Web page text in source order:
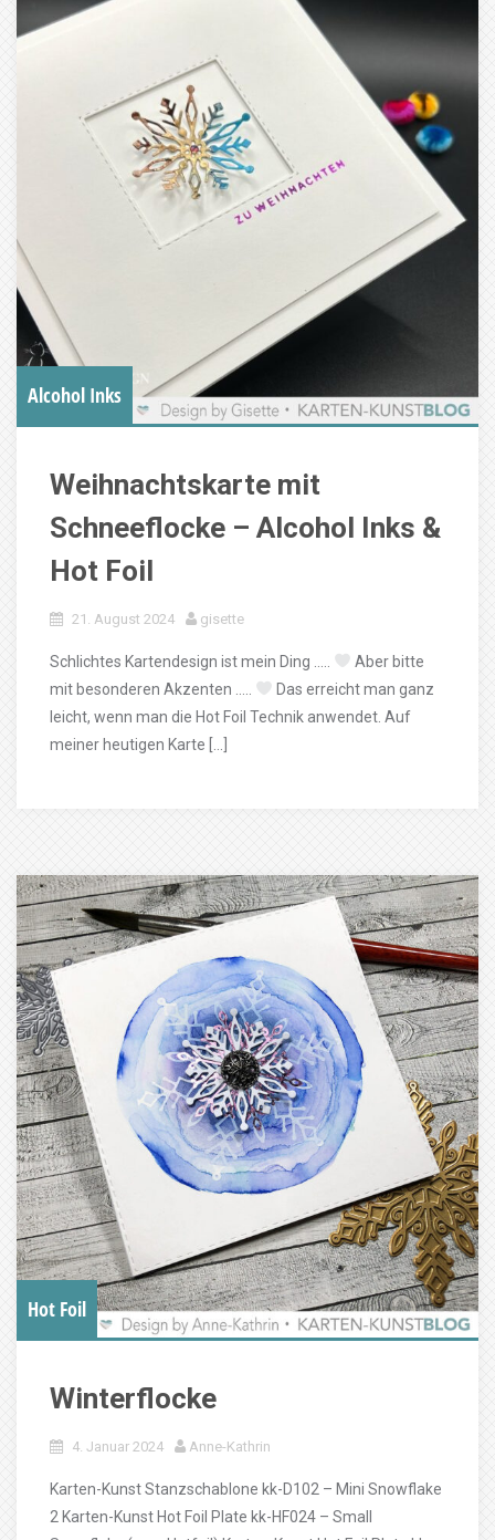
Alcohol Inks
Weihnachtskarte mit
Schneeflocke – Alcohol Inks &
Hot Foil
21. August 2024 gisette
Schlichtes Kartendesign ist mein Ding …..
Aber bitte
mit besonderen Akzenten …..
Das erreicht man ganz
leicht, wenn man die Hot Foil Technik anwendet. Auf
meiner heutigen Karte […]
Hot Foil
Winterflocke
4. Januar 2024 Anne-Kathrin
Karten-Kunst Stanzschablone kk-D102 – Mini Snowflake
2 Karten-Kunst Hot Foil Plate kk-HF024 – Small